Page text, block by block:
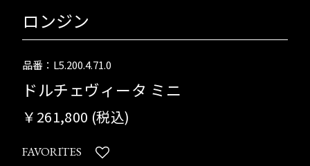
ロンジン
品番：L5.200.4.71.0
ドルチェヴィータ ミニ
￥261,800 (税込)
FAVORITES